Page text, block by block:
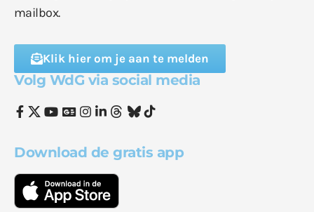
mailbox.
Klik hier om je aan te melden
Volg WdG via social media
Download de gratis app